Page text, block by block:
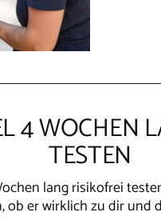
4 WOCHEN
TESTEN
lang risikofrei
ob er wirklich zu dir und